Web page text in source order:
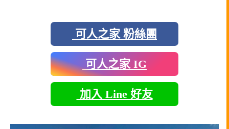
可人之家 粉絲團
可人之家 IG
加入 Line 好友